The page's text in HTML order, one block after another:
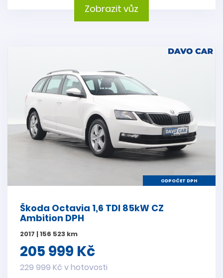
Zobrazit vůz
ODPOČET DPH
Škoda Octavia 1,6 TDI 85kW CZ
Ambition DPH
2017 | 156 523 km
205 999 Kč
229 999 Kč v hotovosti